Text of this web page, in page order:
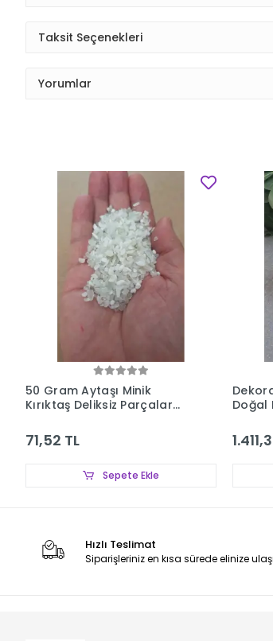
Taksit Seçenekleri
Yorumlar
50 Gram Aytaşı Minik
Kırıktaş Deliksiz Parçalar
71,52 TL
Sepete Ekle
Doğal
Hızlı Teslimat
Siparişleriniz en kısa sürede elinize